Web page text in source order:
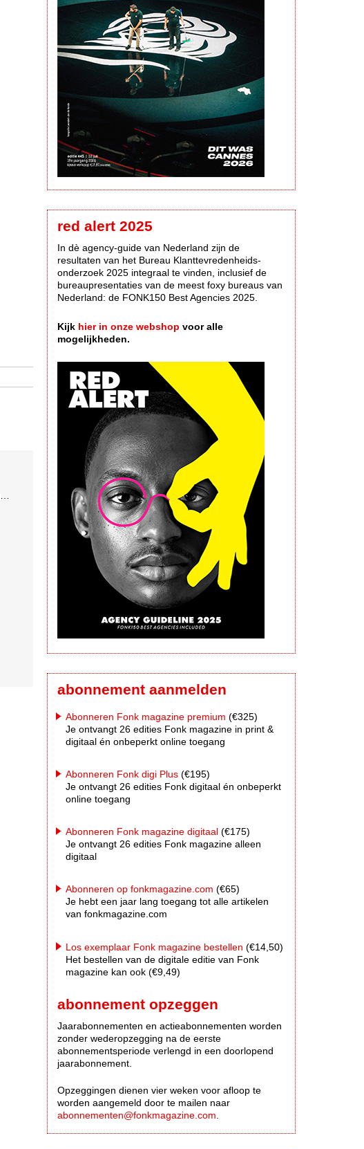
red alert 2025
In dè agency-guide van Nederland zijn de
resultaten van het Bureau Klanttevredenheids-
onderzoek 2025 integraal te vinden, inclusief de
bureaupresentaties van de meest foxy bureaus van
Nederland: de FONK150 Best Agencies 2025.
Kijk hier in onze webshop voor alle
mogelijkheden.
abonnement aanmelden
Abonneren Fonk magazine premium (€325)
Je ontvangt 26 edities Fonk magazine in print &
digitaal én onbeperkt online toegang
Abonneren Fonk digi Plus (€195)
Je ontvangt 26 edities Fonk digitaal én onbeperkt
online toegang
Abonneren Fonk magazine digitaal (€175)
Je ontvangt 26 edities Fonk magazine alleen
digitaal
Abonneren op fonkmagazine.com (€65)
Je hebt een jaar lang toegang tot alle artikelen
van fonkmagazine.com
Los exemplaar Fonk magazine bestellen (€14,50)
Het bestellen van de digitale editie van Fonk
magazine kan ook (€9,49)
abonnement opzeggen
Jaarabonnementen en actieabonnementen worden
zonder wederopzegging na de eerste
abonnementsperiode verlengd in een doorlopend
jaarabonnement.
Opzeggingen dienen vier weken voor afloop te
worden aangemeld door te mailen naar
abonnementen@fonkmagazine.com